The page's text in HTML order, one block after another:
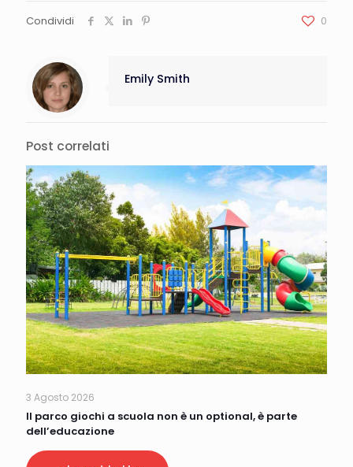
Condividi 0
Emily Smith
Post correlati
3 Agosto 2026
Il parco giochi a scuola non è un optional, è parte
dell’educazione